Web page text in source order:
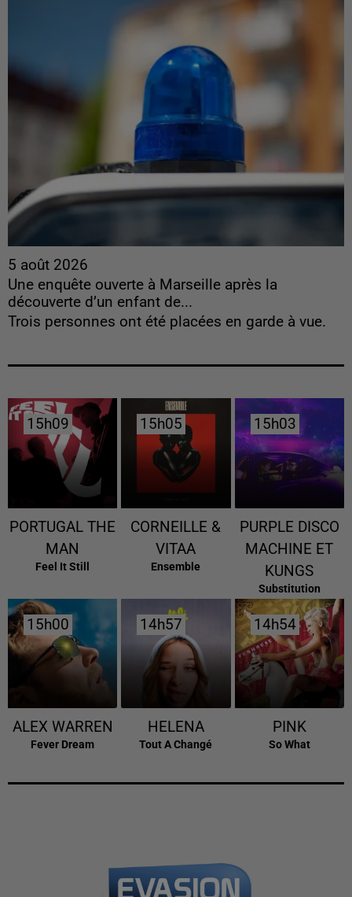
5 août 2026
Une enquête ouverte à Marseille après la
découverte d’un enfant de...
Trois personnes ont été placées en garde à vue.
15h09
15h09
PORTUGAL THE
MAN
Feel It Still
15h05
15h05
CORNEILLE &
VITAA
Ensemble
15h03
15h03
PURPLE DISCO
MACHINE ET
KUNGS
Substitution
15h00
15h00
ALEX WARREN
Fever Dream
14h57
14h57
HELENA
Tout A Changé
14h54
14h54
PINK
So What